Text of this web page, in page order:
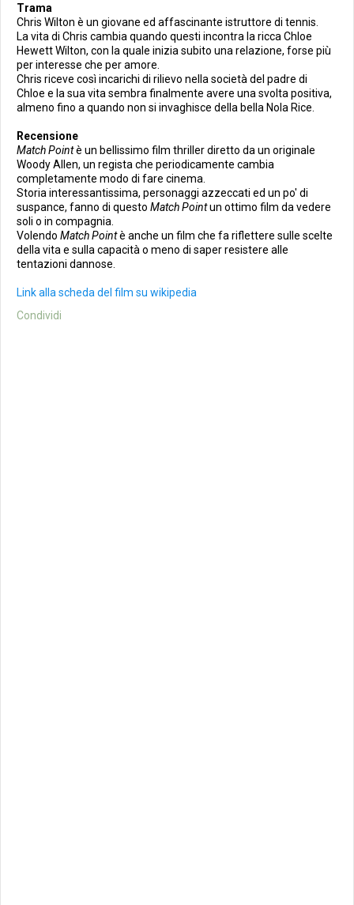
Trama
Chris Wilton è un giovane ed affascinante istruttore di tennis.
La vita di Chris cambia quando questi incontra la ricca Chloe
Hewett Wilton, con la quale inizia subito una relazione, forse più
per interesse che per amore.
Chris riceve così incarichi di rilievo nella società del padre di
Chloe e la sua vita sembra finalmente avere una svolta positiva,
almeno fino a quando non si invaghisce della bella Nola Rice.
Recensione
Match Pointè un bellissimo film thriller diretto da un originale
Woody Allen, un regista che periodicamente cambia
completamente modo di fare cinema.
Storia interessantissima, personaggi azzeccati ed un po' di
suspance, fanno di questo Match Pointun ottimo film da vedere
soli o in compagnia.
Volendo Match Pointè anche un film che fa riflettere sulle scelte
della vita e sulla capacità o meno di saper resistere alle
tentazioni dannose.
Link alla scheda del film su wikipedia
Condividi